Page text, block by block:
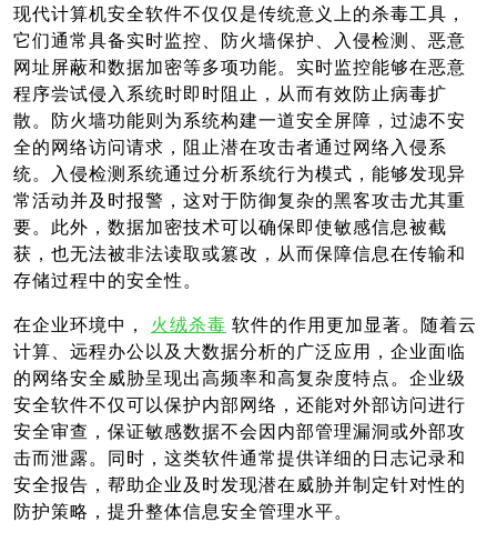
现代计算机安全软件不仅仅是传统意义上的杀毒工具，
它们通常具备实时监控、防火墙保护、入侵检测、恶意
网址屏蔽和数据加密等多项功能。实时监控能够在恶意
程序尝试侵入系统时即时阻止，从而有效防止病毒扩
散。防火墙功能则为系统构建一道安全屏障，过滤不安
全的网络访问请求，阻止潜在攻击者通过网络入侵系
统。入侵检测系统通过分析系统行为模式，能够发现异
常活动并及时报警，这对于防御复杂的黑客攻击尤其重
要。此外，数据加密技术可以确保即使敏感信息被截
获，也无法被非法读取或篡改，从而保障信息在传输和
存储过程中的安全性。
在企业环境中， 火绒杀毒 软件的作用更加显著。随着云
计算、远程办公以及大数据分析的广泛应用，企业面临
的网络安全威胁呈现出高频率和高复杂度特点。企业级
安全软件不仅可以保护内部网络，还能对外部访问进行
安全审查，保证敏感数据不会因内部管理漏洞或外部攻
击而泄露。同时，这类软件通常提供详细的日志记录和
安全报告，帮助企业及时发现潜在威胁并制定针对性的
防护策略，提升整体信息安全管理水平。